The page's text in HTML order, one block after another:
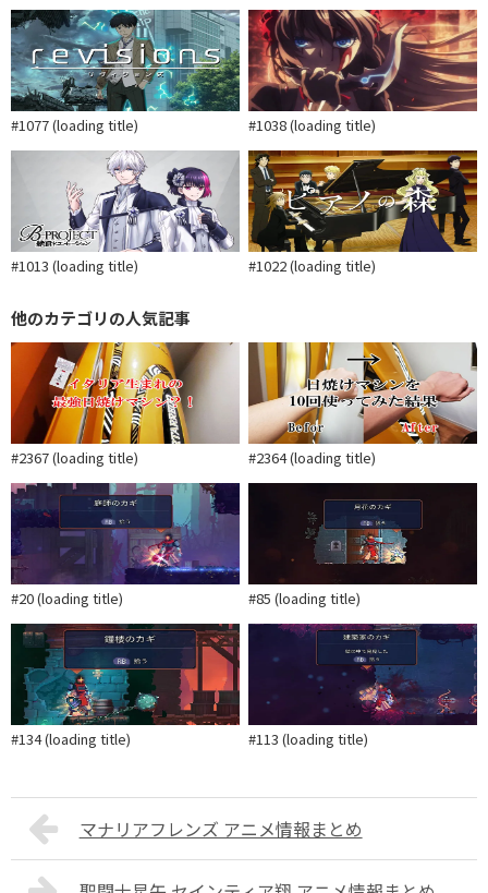
#1077 (loading title) #1038 (loading title)
#1013 (loading title) #1022 (loading title)
他のカテゴリの人気記事
#2367 (loading title) #2364 (loading title)
#20 (loading title) #85 (loading title)
#134 (loading title) #113 (loading title)
マナリアフレンズ アニメ情報まとめ